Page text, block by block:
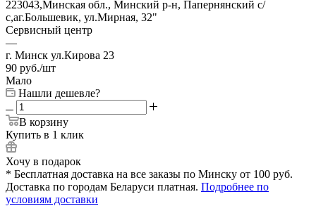
223043,Минская обл., Минский р-н, Папернянский с/
с,аг.Большевик, ул.Мирная, 32"
Сервисный центр
—
г. Минск ул.Кирова 23
90 руб./шт
Мало
Нашли дешевле?
В корзину
Купить в 1 клик
Хочу в подарок
* Бесплатная доставка на все заказы по Минску от 100 руб.
Доставка по городам Беларуси платная. Подробнее по
условиям доставки